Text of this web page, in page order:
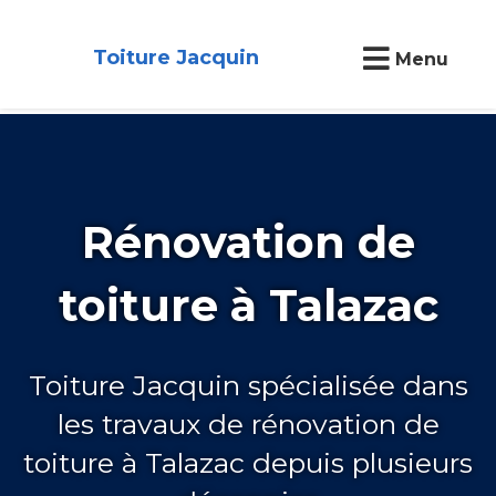
Toiture Jacquin Menu
Rénovation de
toiture à Talazac
Toiture Jacquin spécialisée dans
les travaux de rénovation de
toiture à Talazac depuis plusieurs